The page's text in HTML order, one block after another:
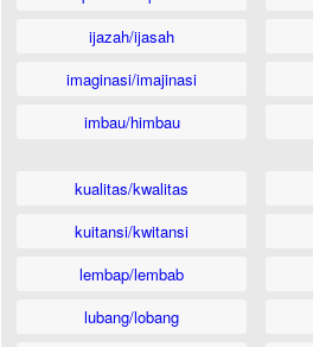
ijazah/ijasah
imaginasi/imajinasi
imbau/himbau
kualitas/kwalitas
kuitansi/kwitansi
lembap/lembab
lubang/lobang